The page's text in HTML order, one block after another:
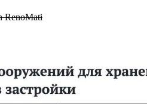
RenoMati